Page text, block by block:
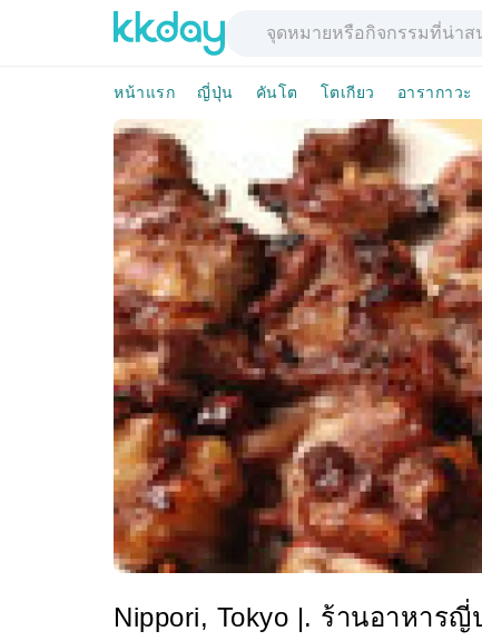
หน้าแรก ญี่ปุ่น คันโต โตเกียว อารากาวะ
Nippori, Tokyo |. ร้านอาหารญี่